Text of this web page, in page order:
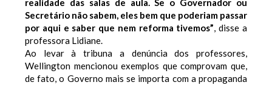
realidade das salas de aula. Se o Governador ou
Secretário não sabem, eles bem que poderiam passar
por aqui e saber que nem reforma tivemos”, disse a
professora Lidiane.
Ao levar à tribuna a denúncia dos professores,
Wellington mencionou exemplos que comprovam que,
de fato, o Governo mais se importa com a propaganda